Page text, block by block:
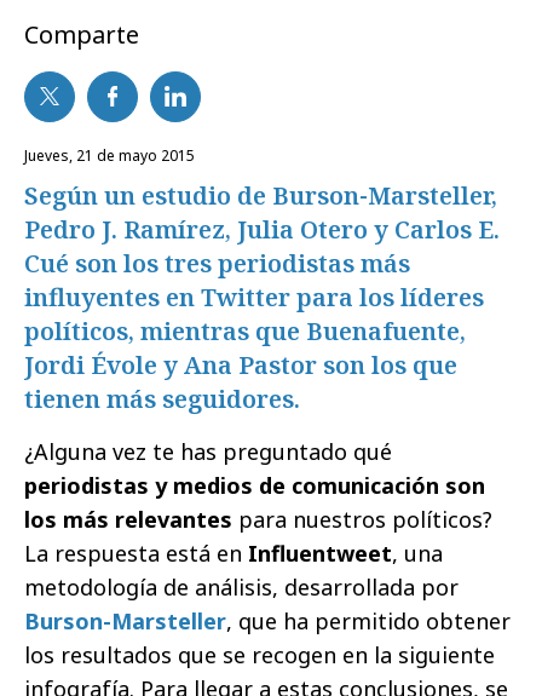
Comparte
jueves, 21 de mayo 2015
Según un estudio de Burson-Marsteller,
Pedro J. Ramírez, Julia Otero y Carlos E.
Cué son los tres periodistas más
influyentes en Twitter para los líderes
políticos, mientras que Buenafuente,
Jordi Évole y Ana Pastor son los que
tienen más seguidores.
¿Alguna vez te has preguntado qué
periodistas y medios de comunicación son
los más relevantes para nuestros políticos?
La respuesta está en Influentweet, una
metodología de análisis, desarrollada por
Burson-Marsteller, que ha permitido obtener
los resultados que se recogen en la siguiente
infografía. Para llegar a estas conclusiones, se